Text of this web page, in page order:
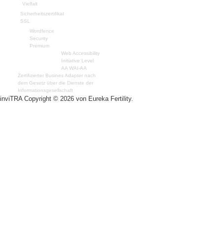
Vielfalt
Sicherheitszertifikat
SSL
Wordfence
Security
Premium
Web Accessibility
Initiative Level
AA WAI-AA
Zertifizierter Busines Adapter nach
dem Gesetz über die Dienste der
Informationsgesellschaft
inviTRA Copyright © 2026 von Eureka Fertility.